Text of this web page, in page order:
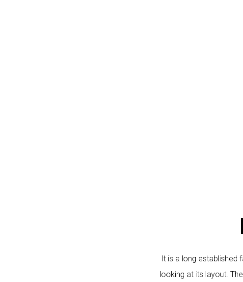
It is a long established
looking at its layout.